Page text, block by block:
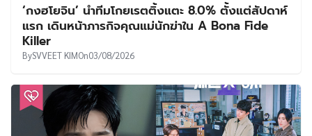
‘กงฮโยจิน’ นำทีมโกยเรตติ้งแตะ 8.0% ตั้งแต่สัปดาห์
แรก เดินหน้าภารกิจคุณแม่นักฆ่าใน A Bona Fide
Killer
BySVVEET KIMOn03/08/2026